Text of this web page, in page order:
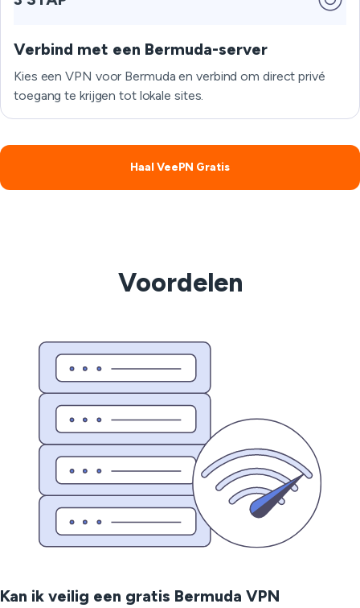
Verbind met een Bermuda-server
Kies een VPN voor Bermuda en verbind om direct privé
toegang te krijgen tot lokale sites.
Haal VeePN Gratis
Voordelen
Kan ik veilig een gratis Bermuda VPN